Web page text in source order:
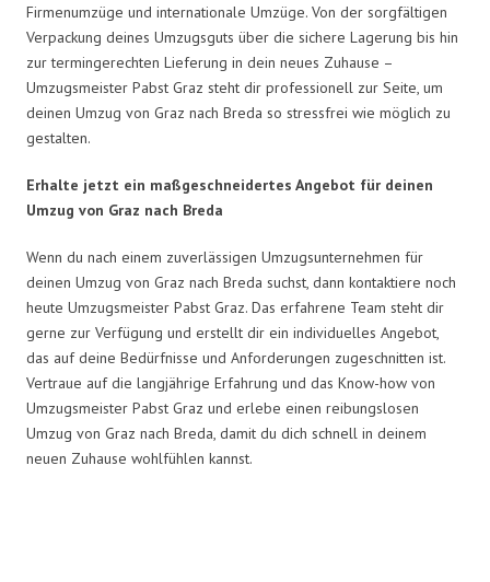
Firmenumzüge und internationale Umzüge. Von der sorgfältigen
Verpackung deines Umzugsguts über die sichere Lagerung bis hin
zur termingerechten Lieferung in dein neues Zuhause –
Umzugsmeister Pabst Graz steht dir professionell zur Seite, um
deinen Umzug von Graz nach Breda so stressfrei wie möglich zu
gestalten.
Erhalte jetzt ein maßgeschneidertes Angebot für deinen
Umzug von Graz nach Breda
Wenn du nach einem zuverlässigen Umzugsunternehmen für
deinen Umzug von Graz nach Breda suchst, dann kontaktiere noch
heute Umzugsmeister Pabst Graz. Das erfahrene Team steht dir
gerne zur Verfügung und erstellt dir ein individuelles Angebot,
das auf deine Bedürfnisse und Anforderungen zugeschnitten ist.
Vertraue auf die langjährige Erfahrung und das Know-how von
Umzugsmeister Pabst Graz und erlebe einen reibungslosen
Umzug von Graz nach Breda, damit du dich schnell in deinem
neuen Zuhause wohlfühlen kannst.